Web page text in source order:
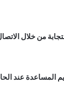
من خلال
المساعدة عند